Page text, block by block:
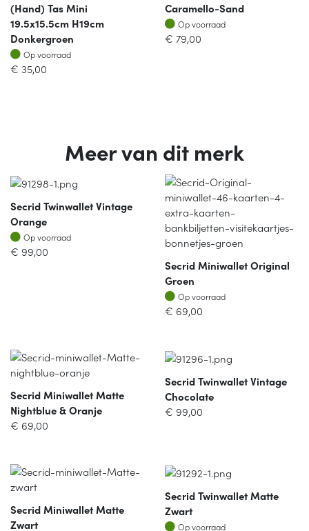
(hand) Tas Mini
19.5x15.5cm H19cm
Donkergroen
Op voorraad
Op voorraad
€ 35,00
Caramello-Sand
Op voorraad
Op voorraad
€ 79,00
Meer van dit merk
Secrid Twinwallet Vintage
Orange
Op voorraad
Op voorraad
€ 99,00
Secrid Miniwallet Original
Groen
Op voorraad
Op voorraad
€ 69,00
Secrid Miniwallet Matte
Nightblue & Oranje
€ 69,00
Secrid Twinwallet Vintage
Chocolate
€ 99,00
Secrid Miniwallet Matte
Zwart
Secrid Twinwallet Matte
Zwart
Op voorraad
Op voorraad